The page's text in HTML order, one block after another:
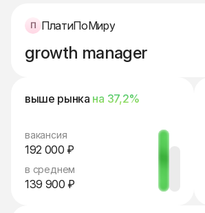
ПлатиПоМиру
growth manager
выше рынка на 37,2%
вакансия
192 000 ₽
в среднем
139 900 ₽